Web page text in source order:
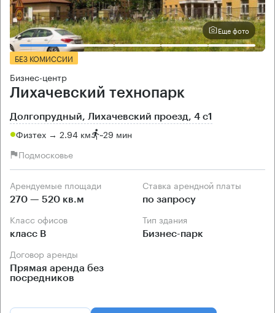
Еще фото
БЕЗ КОМИССИИ
Бизнес-центр
Лихачевский технопарк
Долгопрудный, Лихачевский проезд, 4 с1
Физтех → 2.94 км ~29 мин
Подмосковье
Арендуемые площади
270 — 520 кв.м
Ставка арендной платы
по запросу
Класс офисов
класс B
Тип здания
Бизнес-парк
Договор аренды
Прямая аренда без
посредников